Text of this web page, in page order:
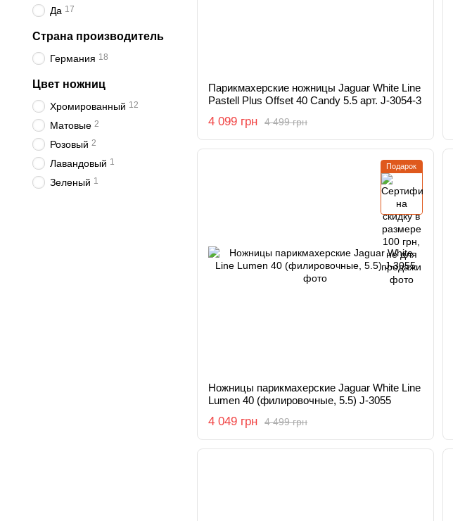
Парикмахерские ножницы Jaguar White Line
Pastell Plus Offset 40 Candy 5.5 арт. J-3054-3
4 499 грн
4 099 грн
Подарок
Ножницы парикмахерские Jaguar White Line
Lumen 40 (филировочные, 5.5) J-3055
4 499 грн
4 049 грн
Да 17
Страна производитель
Германия 18
Цвет ножниц
Хромированный 12
Матовые 2
Розовый 2
Лавандовый 1
Зеленый 1